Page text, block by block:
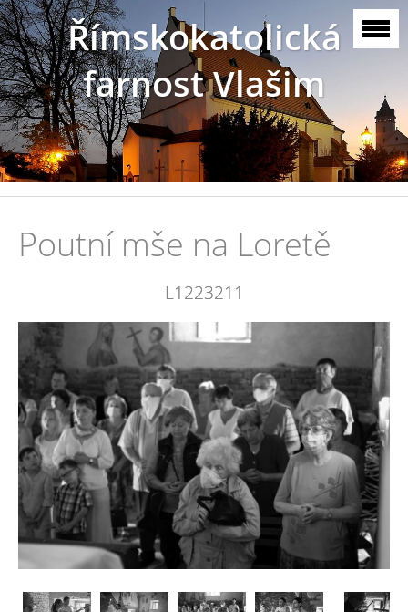
Římskokatolická
farnost Vlašim
Poutní mše na Loretě
L1223211